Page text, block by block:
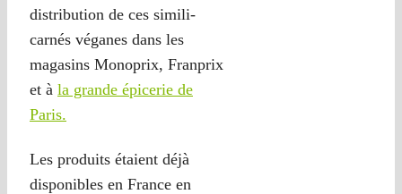
distribution de ces simili-
carnés véganes dans les
magasins Monoprix, Franprix
et à la grande épicerie de
Paris.
Les produits étaient déjà
disponibles en France en